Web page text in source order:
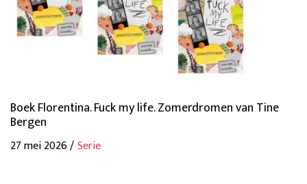
Boek Florentina. Fuck my life. Zomerdromen van Tine
Bergen
27 mei 2026 /Serie